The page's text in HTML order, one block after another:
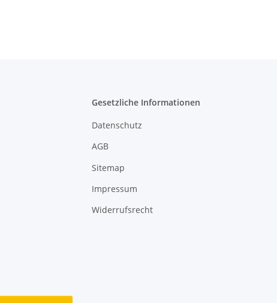
Gesetzliche Informationen
Datenschutz
AGB
Sitemap
Impressum
Widerrufsrecht